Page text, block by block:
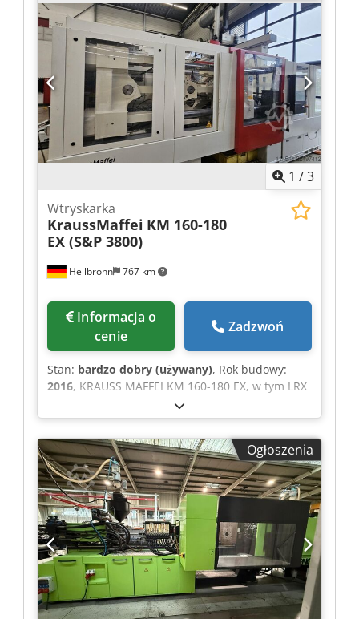
mm Minimalna wysokość montażu formy: 400
mm Maksymalny rozstaw płyt: 700 mm Wymiary:
4700 x 2100 x 2600 mm Waga: 11 500 kg
Zasilanie: 22 kW Dwodpfx Aszrwfrja Hea
Średnica stołu 1500 mm, 2-stanowiskowy (180°)
stół obrotowy, 2 wyciągi rdzeni, urządzenie
wydmuchowe, interfejs urządzenia barwiącego,
podgrzewanie formy, cena nowej ok. 250 000 €,
itd. Cena: na zapytanie Osoba kontaktowa: Pan
Ralf Schulz
1 /3
Heilbronn 767 km
Wtryskarka
KraussMaffei KM 160-180
EX (S&P 3800)
cenie
Zadzwoń
Stan: bardzo dobry (używany), Rok budowy:
2016, KRAUSS MAFFEI KM 160-180 EX, w tym LRX
100 (35 000 godzin) (S&P 3800) Rok produkcji:
2016 Liczba godzin pracy: 35 000 godzin
Średnica ślimaka: 25 mm Ciśnienie wtrysku: 2500
barów Dwedpjzrwffsfx Aa Hoa Objętość wtrysku:
59 cm³ Siła zacisku: 160 t Rozstaw podpór: 630 x
520 mm Minimalna wysokość montażu formy:
300 mm Maksymalny rozstaw płyt: 1000 mm
Wymiary: 5400 x 1600 x 2100 mm Waga: 13 200
kg Przyłącze: 28 kW W pełni elektryczna, 2 zawory
pneumatyczne, 12 kanałów grzejnych, MC6 w
językach
niemieckim/angielskim/polskim/chińskim,
interfejs obsługi, interfejs dla urządzeń do
Ogłoszenia